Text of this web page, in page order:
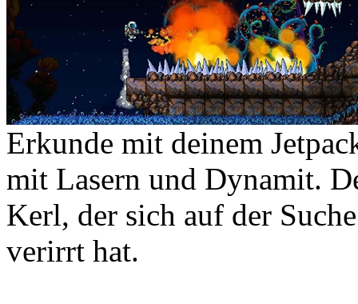
Erkunde mit deinem
mit Lasern und Dynamit.
Kerl, der sich auf der
verirrt hat.